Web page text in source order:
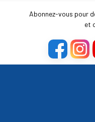
Abonnez-vous pour
et